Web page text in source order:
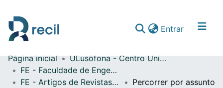
Entrar(current)
Comunidades & Coleções
Percorrer repositório
Página inicial
ULusófona - Centro Universitário de Lisboa
FE - Faculdade de Engenharia
FE - Artigos de Revistas Nacionais com Arbitragem Científica
Percorrer por assunto